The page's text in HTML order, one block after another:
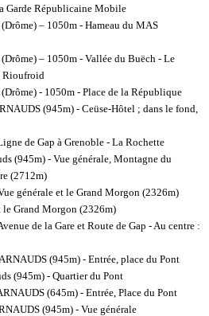
Garde Républicaine Mobile
– 1050m - Hameau du MAS
– 1050m - Vallée du Buëch - Le
Rioufroid
- 1050m - Place de la République
(945m) - Ceüse-Hôtel ; dans le fond,
de Gap à Grenoble - La Rochette
(945m) - Vue générale, Montagne du
(2712m)
générale et le Grand Morgon (2326m)
le Grand Morgon (2326m)
de la Gare et Route de Gap - Au centre :
(945m) - Entrée, place du Pont
(945m) - Quartier du Pont
(645m) - Entrée, Place du Pont
(945m) - Vue générale